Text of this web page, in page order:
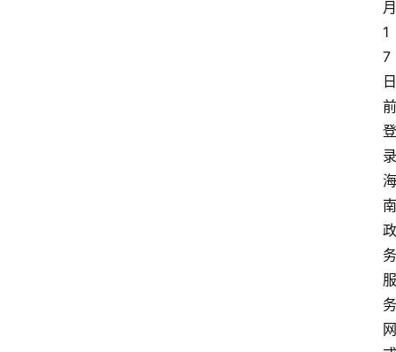
月
1
7
日
前
登
录
海
南
政
务
服
务
网